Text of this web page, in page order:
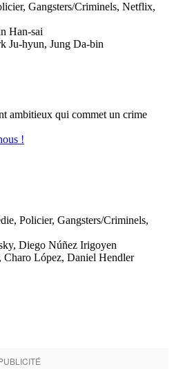
Gangsters/Criminels, Netflix,
Han-sai
Ju-hyun, Jung Da-bin
ambitieux qui commet un crime
Policier, Gangsters/Criminels,
Diego Núñez Irigoyen
Charo López, Daniel Hendler